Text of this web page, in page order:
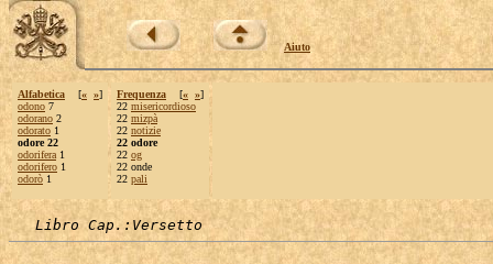
Aiuto
Alfabetica [« »]
odono 7
odorano 2
odorato 1
odore 22
odorifera 1
odorifero 1
odorò 1
Frequenza [« »]
22 misericordioso
22 mizpà
22 notizie
22 odore
22 og
22 onde
22 pali
Libro Cap.:Versetto